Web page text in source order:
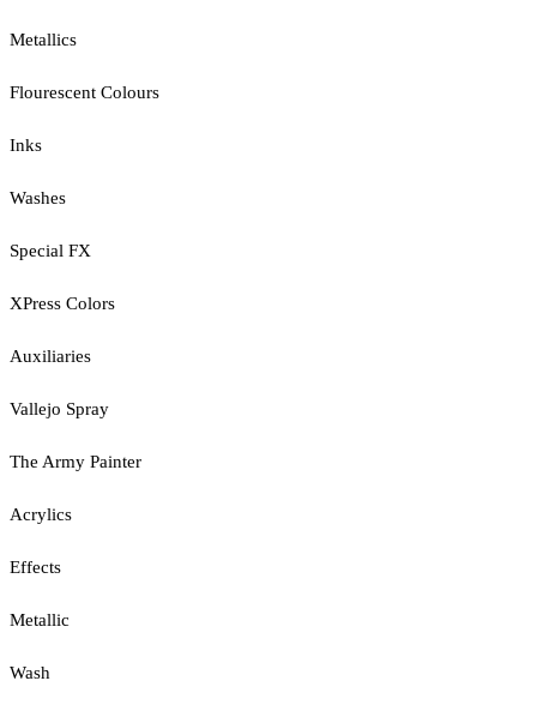
Metallics
Flourescent Colours
Inks
Washes
Special FX
XPress Colors
Auxiliaries
Vallejo Spray
The Army Painter
Acrylics
Effects
Metallic
Wash